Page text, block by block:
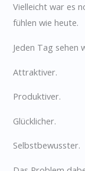
Vielleicht war es
fühlen wie heute.
Jeden Tag sehen
Attraktiver.
Produktiver.
Glücklicher.
Selbstbewusster.